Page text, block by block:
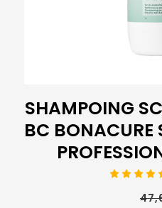
SHAMPOING
BC BONACURE